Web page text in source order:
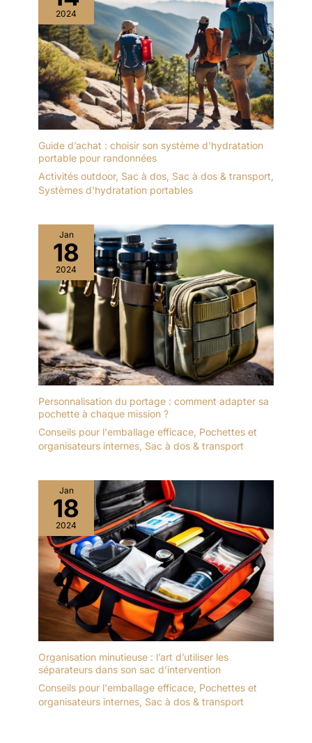
2024
Guide d’achat : choisir son système d’hydratation
portable pour randonnées
Activités outdoor, Sac à dos, Sac à dos & transport,
Systèmes d'hydratation portables
Jan
18
2024
Personnalisation du portage : comment adapter sa
pochette à chaque mission ?
Conseils pour l'emballage efficace, Pochettes et
organisateurs internes, Sac à dos & transport
Jan
18
2024
Organisation minutieuse : l’art d’utiliser les
séparateurs dans son sac d’intervention
Conseils pour l'emballage efficace, Pochettes et
organisateurs internes, Sac à dos & transport